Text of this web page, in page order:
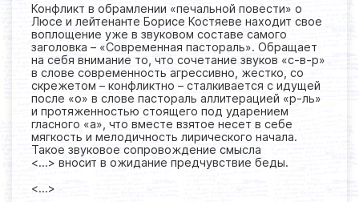
Конфликт в обрамлении «печальной повести» о
Люсе и лейтенанте Борисе Костяеве находит свое
воплощение уже в звуковом составе самого
заголовка – «Современная пастораль». Обращает
на себя внимание то, что сочетание звуков «с-в-р»
в слове современность агрессивно, жестко, со
скрежетом – конфликтно – сталкивается с идущей
после «о» в слове пастораль аллитерацией «р-ль»
и протяженностью стоящего под ударением
гласного «а», что вместе взятое несет в себе
мягкость и мелодичность лирического начала.
Такое звуковое сопровождение смысла
<...> вносит в ожидание предчувствие беды.
<...>